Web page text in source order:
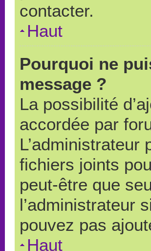
contacter.
Haut
Pourquoi ne
message ?
La possibilité
accordée par
L’administrateur
fichiers joints
peut-être que
l’administrateur
pouvez pas
Haut